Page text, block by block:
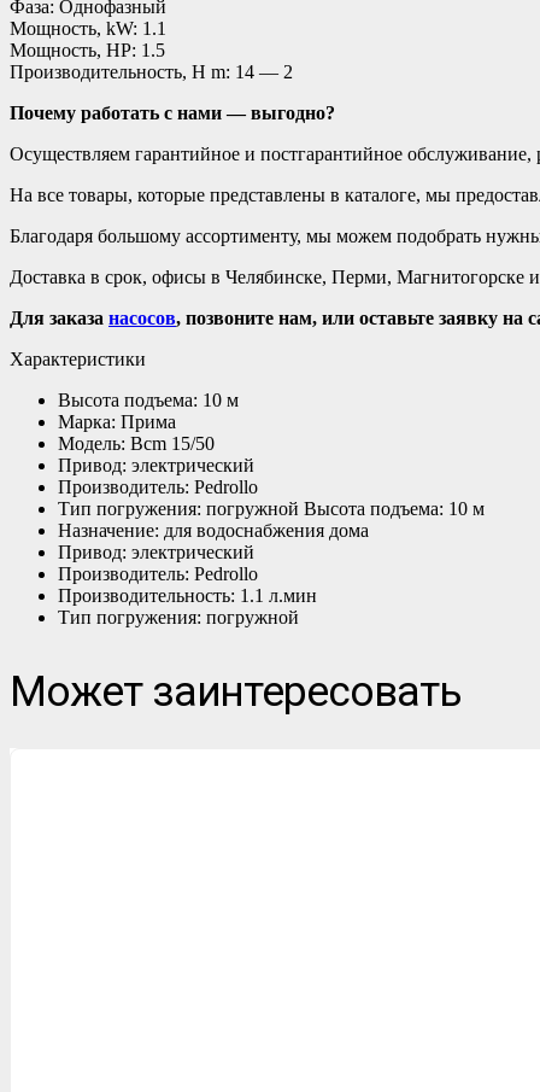
Фаза: Однофазный
Мощность, kW: 1.1
Мощность, HP: 1.5
Производительность, H m: 14 — 2
Почему работать с нами — выгодно?
Осуществляем гарантийное и постгарантийное
На все товары, которые представлены в каталоге, мы
Благодаря большому ассортименту, мы можем подобрать
Доставка в срок, офисы в Челябинске, Перми, Магнитогорске
Для заказа насосов, позвоните нам, или оставьте заявку
Характеристики
Высота подъема: 10 м
Марка: Прима
Модель: Bcm 15/50
Привод: электрический
Производитель: Pedrollo
Тип погружения: погружной Высота подъема: 10 м
Назначение: для водоснабжения дома
Привод: электрический
Производитель: Pedrollo
Производительность: 1.1 л.мин
Тип погружения: погружной
Может заинтересовать